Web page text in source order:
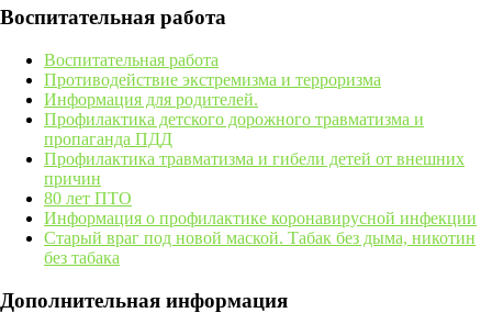
Воспитательная работа
Воспитательная работа
Противодействие экстремизма и терроризма
Информация для родителей.
Профилактика детского дорожного травматизма и
пропаганда ПДД
Профилактика травматизма и гибели детей от внешних
причин
80 лет ПТО
Информация о профилактике коронавирусной инфекции
Старый враг под новой маской. Табак без дыма, никотин
без табака
Дополнительная информация